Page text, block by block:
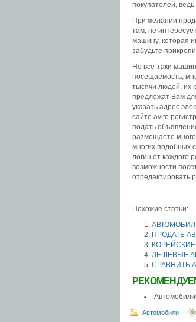
покупателей,
При желании
там, не
машину, которая
забудьте
Но все-таки
посещаемость,
тысячи людей, их
предложат Вам
указать адрес
сайте avito
подать
размещаете
многих подобных
логин от каждого
возможности
отредактировать
Похожие статьи:
ПРОДАТЬ
ДЕШЕВЫЕ
СРАВНИТЬ
Автомобили
Автомобили